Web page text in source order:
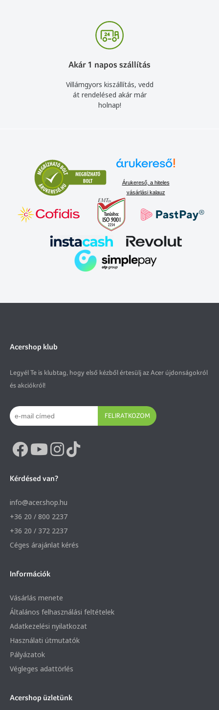
Akár 1 napos szállítás
Villámgyors kiszállítás, vedd
át rendelésed akár már
holnap!
Árukereső, a hiteles
vásárlási kalauz
Acershop klub
Legyél Te is klubtag, hogy első kézből értesülj az Acer újdonságokról
és akciókról!
FELIRATKOZOM
Kérdésed van?
info@acer.shop.hu
+36 20 / 800 2237
+36 20 / 372 2237
Céges árajánlat kérés
Információk
Vásárlás menete
Általános felhasználási feltételek
Adatkezelési nyilatkozat
Használati útmutatók
Pályázatok
Végleges adattörlés
Acershop üzletünk